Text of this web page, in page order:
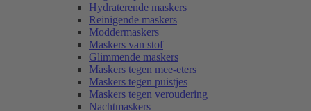
Hydraterende maskers
Reinigende maskers
Moddermaskers
Maskers van stof
Glimmende maskers
Maskers tegen mee-eters
Maskers tegen puistjes
Maskers tegen veroudering
Nachtmaskers